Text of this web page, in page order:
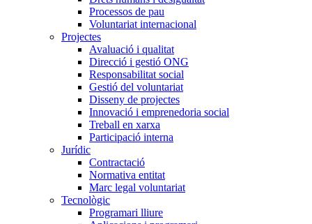
Processos de pau
Voluntariat internacional
Projectes
Avaluació i qualitat
Direcció i gestió ONG
Responsabilitat social
Gestió del voluntariat
Disseny de projectes
Innovació i emprenedoria social
Treball en xarxa
Participació interna
Jurídic
Contractació
Normativa entitat
Marc legal voluntariat
Tecnològic
Programari lliure